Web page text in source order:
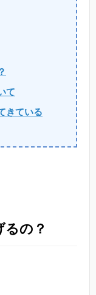
て
きている
の？